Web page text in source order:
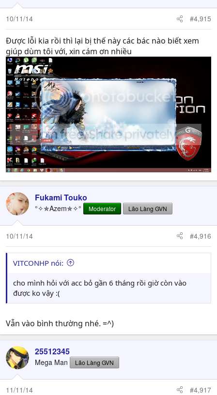
10/11/14 #4,915
Được lỗi kia rồi thì lại bị thế này các bác nào biết xem
giúp dùm tôi với, xin cám ơn nhiều
Fukami Touko
°✧✯Azem✯✧° Moderator Lão Làng GVN
10/11/14 #4,916
VITCONHP nói:
cho mình hỏi với acc bỏ gần 6 tháng rồi giờ còn vào
được ko vậy :(
Vẫn vào bình thường nhé. =^)
25512345
Mega Man Lão Làng GVN
11/11/14 #4,917